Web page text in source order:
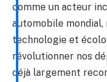
comme un acteur
automobile mondial,
technologie et
révolutionner nos
déjà largement